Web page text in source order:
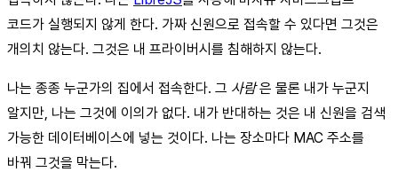
코드가 실행되지 않게 한다. 가짜 신원으로 접속할 수 있다면 그것은
개의치 않는다. 그것은 내 프라이버시를 침해하지 않는다.
나는 종종 누군가의 집에서 접속한다. 그 사람은 물론 내가 누군지
알지만, 나는 그것에 이의가 없다. 내가 반대하는 것은 내 신원을 검색
가능한 데이터베이스에 넣는 것이다. 나는 장소마다 MAC 주소를
바꿔 그것을 막는다.